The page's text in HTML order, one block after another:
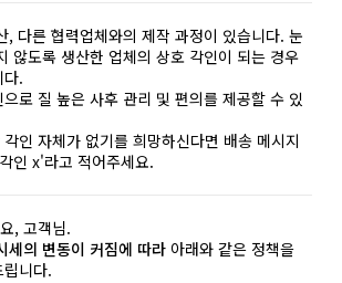
, 다른 협력업체와의 제작 과정이 있습니다. 눈
않도록 생산한 업체의 상호 각인이 되는 경우
다.
로 질 높은 사후 관리 및 편의를 제공할 수 있
각인 자체가 없기를 희망하신다면 배송 메시지
인 x'라고 적어주세요.
, 고객님.
세의 변동이 커짐에 따라아래와 같은 정책을
니다.